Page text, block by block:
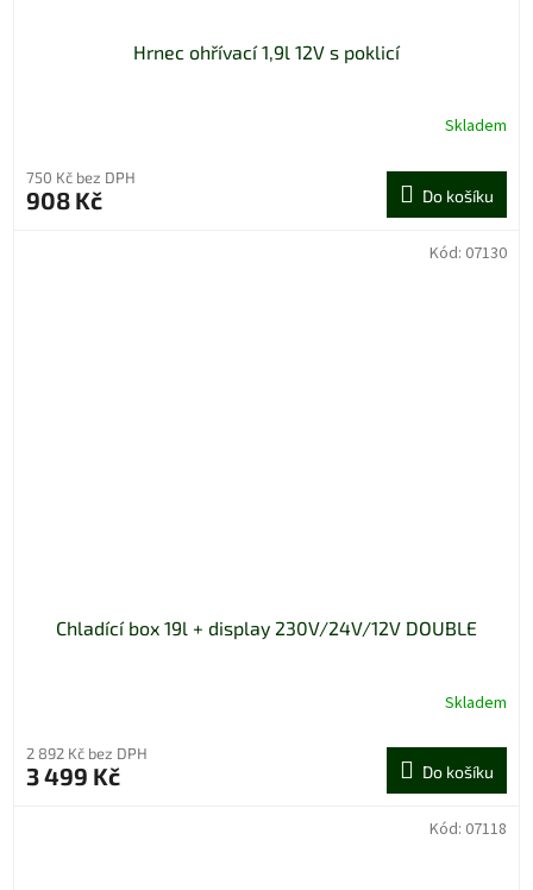
Hrnec ohřívací 1,9l 12V s poklicí
Skladem
750 Kč bez DPH
908 Kč Do košíku
Chladící box 19l + display 230V/24V/12V DOUBLE
Skladem
2 892 Kč bez DPH
3 499 Kč Do košíku
Kód: 07130
Kód: 07118